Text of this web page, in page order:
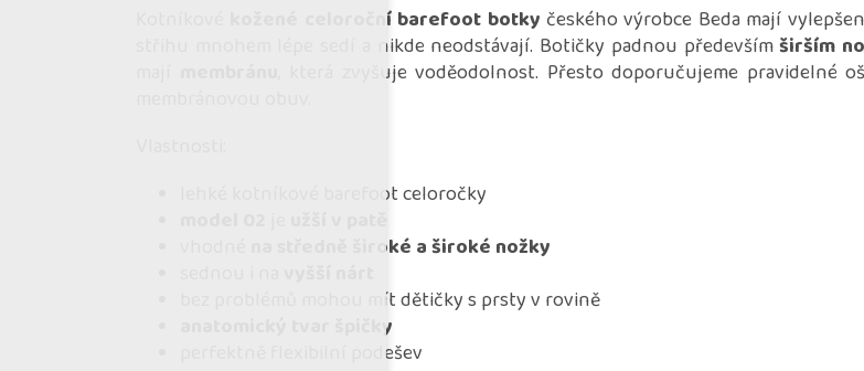
kožené celoroční barefoot botky českého výrobce Beda mají
střihu mnohem lépe sedí a nikde neodstávají. Botičky padnou předevšímširším
, která zvyšuje voděodolnost. Přesto doporučujeme pravidelné
lehké kotníkové barefoot celoročky
na středně široké a široké nožky
bez problémů mohou mít dětičky s prsty v rovině
anatomický tvar špičky
perfektně flexibilní podešev